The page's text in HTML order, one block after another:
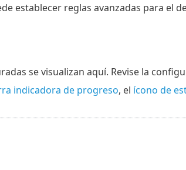
establecer reglas avanzadas para el
se visualizan aquí. Revise la
indicadora de progreso, el ícono de